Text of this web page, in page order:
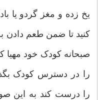
یخ زده و مغز گردو یا
کنید تا ضمن طعم دادن
صبحانه کودک خود مهیا
را در دسترس کودک
را درست کند به این